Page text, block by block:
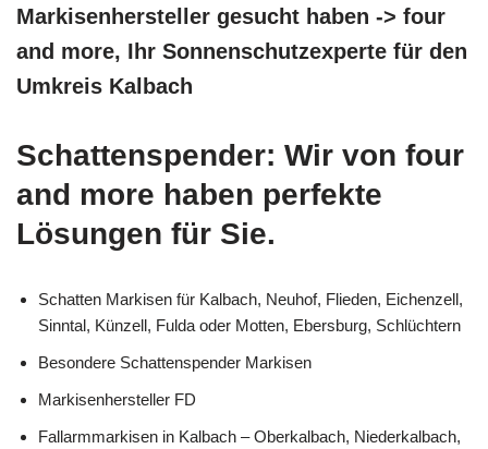
Markisenhersteller gesucht haben -> four
and more, Ihr Sonnenschutzexperte für den
Umkreis Kalbach
Schattenspender: Wir von four
and more haben perfekte
Lösungen für Sie.
Schatten Markisen für Kalbach, Neuhof, Flieden, Eichenzell,
Sinntal, Künzell, Fulda oder Motten, Ebersburg, Schlüchtern
Besondere Schattenspender Markisen
Markisenhersteller FD
Fallarmmarkisen in Kalbach – Oberkalbach, Niederkalbach,